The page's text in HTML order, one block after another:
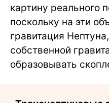
картину реального
поскольку на эти
гравитация
собственной
образовывать